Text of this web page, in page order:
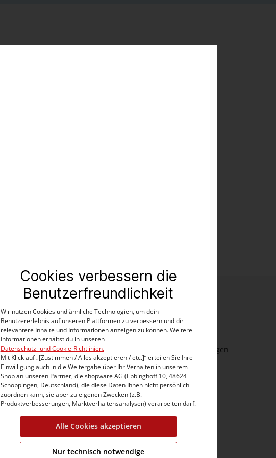
Kundeninformation
Fitguide
Häufige Fragen
Lieferung & Versandkosten
Allgemeine Geschäftsbedingungen
Datenschutzerklärung
Nutzungsregelungen
Cookie Einstellungen
Cookies verbessern die
Benutzerfreundlichkeit
Wir nutzen Cookies und ähnliche Technologien, um dein
Benutzererlebnis auf unseren Plattformen zu verbessern und dir
relevantere Inhalte und Informationen anzeigen zu können. Weitere
Informationen erhältst du in unseren
Datenschutz- und Cookie-Richtlinien.
Mit Klick auf „[Zustimmen / Alles akzeptieren / etc.]“ erteilen Sie Ihre
Einwilligung auch in die Weitergabe über Ihr Verhalten in unserem
Shop an unseren Partner, die shopware AG (Ebbinghoff 10, 48624
Schöppingen, Deutschland), die diese Daten Ihnen nicht persönlich
zuordnen kann, sie aber zu eigenen Zwecken (z.B.
Produktverbesserungen, Marktverhaltensanalysen) verarbeiten darf.
Alle Cookies akzeptieren
Nur technisch notwendige